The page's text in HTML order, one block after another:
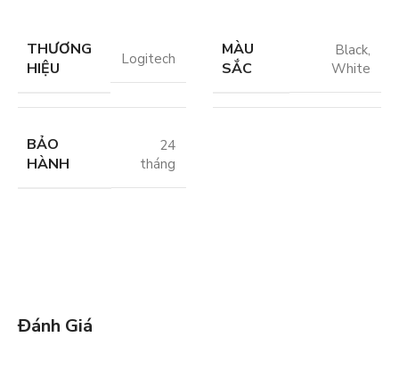
THƯƠNG
HIỆU
Logitech
MÀU
SẮC
Black,
White
BẢO
HÀNH
24
tháng
Đánh Giá